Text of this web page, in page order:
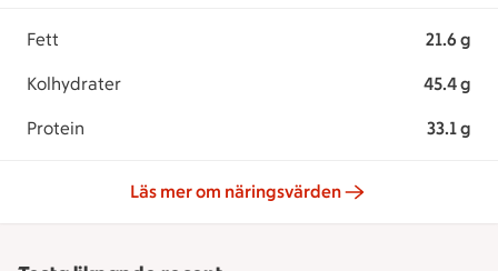
Fett 21.6 g
Kolhydrater 45.4 g
Protein 33.1 g
Läs mer om näringsvärden